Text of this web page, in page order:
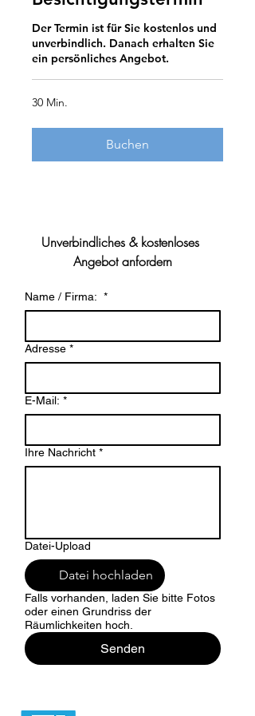
Der Termin ist für Sie kostenlos und
unverbindlich. Danach erhalten Sie
ein persönliches Angebot.
30 Min.
Buchen
Unverbindliches & kostenloses
Angebot anfordern
Name / Firma: *
Adresse *
E-Mail: *
Ihre Nachricht *
Datei-Upload
Datei hochladen
Falls vorhanden, laden Sie bitte Fotos
oder einen Grundriss der
Räumlichkeiten hoch.
Senden